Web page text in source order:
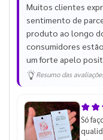
Muitos clientes
sentimento de
produto ao longo
consumidores
um forte apelo
Resumo das
Só